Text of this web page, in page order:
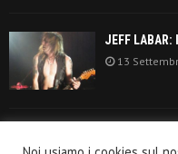
JEFF
13
settanta’!